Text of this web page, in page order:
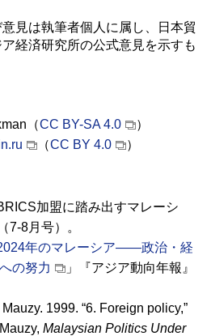
見は執筆者個人に属し、日本貿
経済研究所の公式意見を示すも
（CC BY-SA 4.0
）
（CC BY 4.0 ）
加盟に踏み出すマレーシ
7-8月号）。
年のマレーシア――政治・経
の努力
」『アジア動向年報』
1999. “6. Foreign policy,”
Malaysian Politics Under